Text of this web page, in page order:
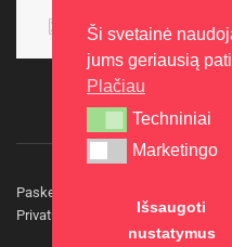
aukso
2015-10-30
Paskelbkite naujieną
Privatumo politika
Kontaktai
Ši svetainė
jums geriausią
Plačiau
Techniniai
Techniniai
Marketingo
Marketingo
Išsaugoti
nustatymus